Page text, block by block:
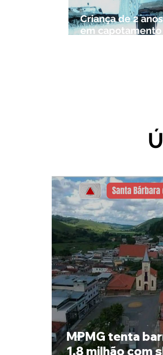
Criança de 2 anos
em capotamento
MPMG tenta
1,8 milhão com